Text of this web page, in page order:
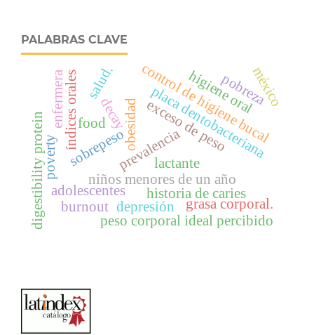
PALABRAS CLAVE
lactante
prevalencia
exceso de peso
sobrepesoobesidad
niños menores de un año
placa dentobacteriana
control de higiene bucal
adolescentes
higiene oral
historia de caries
índices orales decay
digestibility protein
depresión
peso corporal ideal percibido
grasa corporal.
pobreza
méxico
food
poverty
salud.
burnout
enfermera